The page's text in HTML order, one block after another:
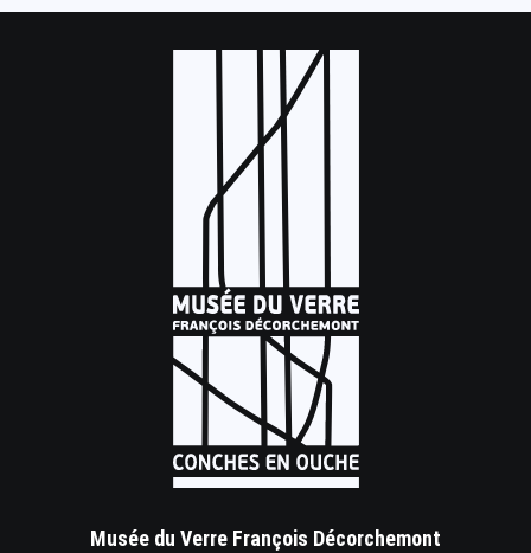
Musée du Verre François Décorchemont